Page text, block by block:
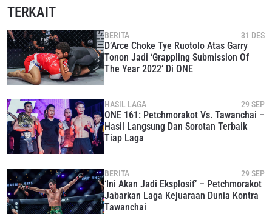
TERKAIT
BERITA 31 DES
D’Arce Choke Tye Ruotolo Atas Garry
Tonon Jadi ‘Grappling Submission Of
The Year 2022’ Di ONE
HASIL LAGA 29 SEP
ONE 161: Petchmorakot Vs. Tawanchai –
Hasil Langsung Dan Sorotan Terbaik
Tiap Laga
BERITA 29 SEP
‘Ini Akan Jadi Eksplosif’ – Petchmorakot
Jabarkan Laga Kejuaraan Dunia Kontra
Tawanchai